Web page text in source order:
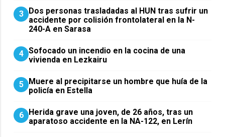
3 ​Dos personas trasladadas al HUN tras sufrir un
accidente por colisión frontolateral en la N-
240-A en Sarasa
4 Sofocado un incendio en la cocina de una
vivienda en Lezkairu
5 Muere al precipitarse un hombre que huía de la
policía en Estella
6 Herida grave una joven, de 26 años, tras un
aparatoso accidente en la NA-122, en Lerín